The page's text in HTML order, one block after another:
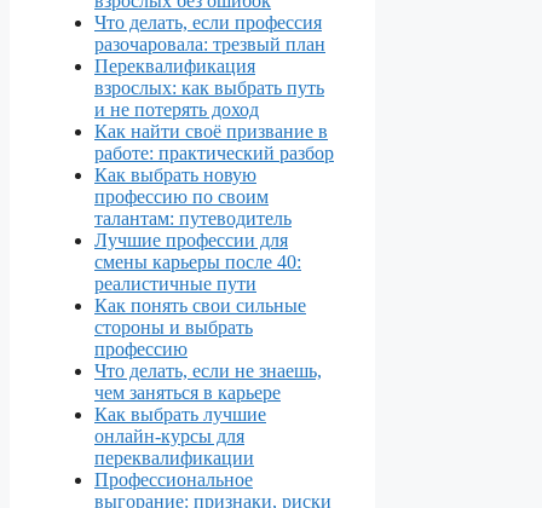
Что делать, если профессия
разочаровала: трезвый план
Переквалификация
взрослых: как выбрать путь
и не потерять доход
Как найти своё призвание в
работе: практический разбор
Как выбрать новую
профессию по своим
талантам: путеводитель
Лучшие профессии для
смены карьеры после 40:
реалистичные пути
Как понять свои сильные
стороны и выбрать
профессию
Что делать, если не знаешь,
чем заняться в карьере
Как выбрать лучшие
онлайн‑курсы для
переквалификации
Профессиональное
выгорание: признаки, риски